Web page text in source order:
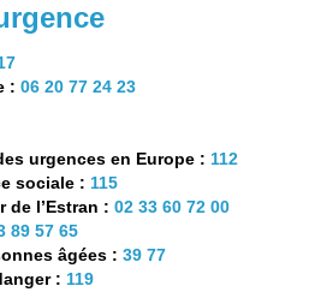
: 06 20 77 24 23
urgences en Europe : 112
sociale : 115
de l’Estran : 02 33 60 72 00
89 57 65
âgées : 39 77
: 119